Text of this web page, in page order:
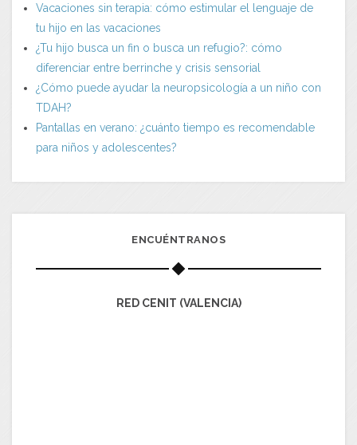
Vacaciones sin terapia: cómo estimular el lenguaje de
tu hijo en las vacaciones
¿Tu hijo busca un fin o busca un refugio?: cómo
diferenciar entre berrinche y crisis sensorial
¿Cómo puede ayudar la neuropsicología a un niño con
TDAH?
Pantallas en verano: ¿cuánto tiempo es recomendable
para niños y adolescentes?
ENCUÉNTRANOS
RED CENIT (VALENCIA)